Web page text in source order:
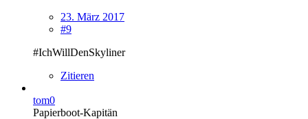
23. März 2017
#9
#IchWillDenSkyliner
Zitieren
tom0
Papierboot-Kapitän